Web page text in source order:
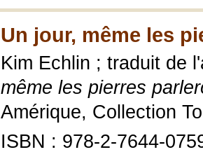
Un jour, même les
Kim Echlin ; traduit de
même les pierres
Amérique, Collection
ISBN : 978-2-7644-